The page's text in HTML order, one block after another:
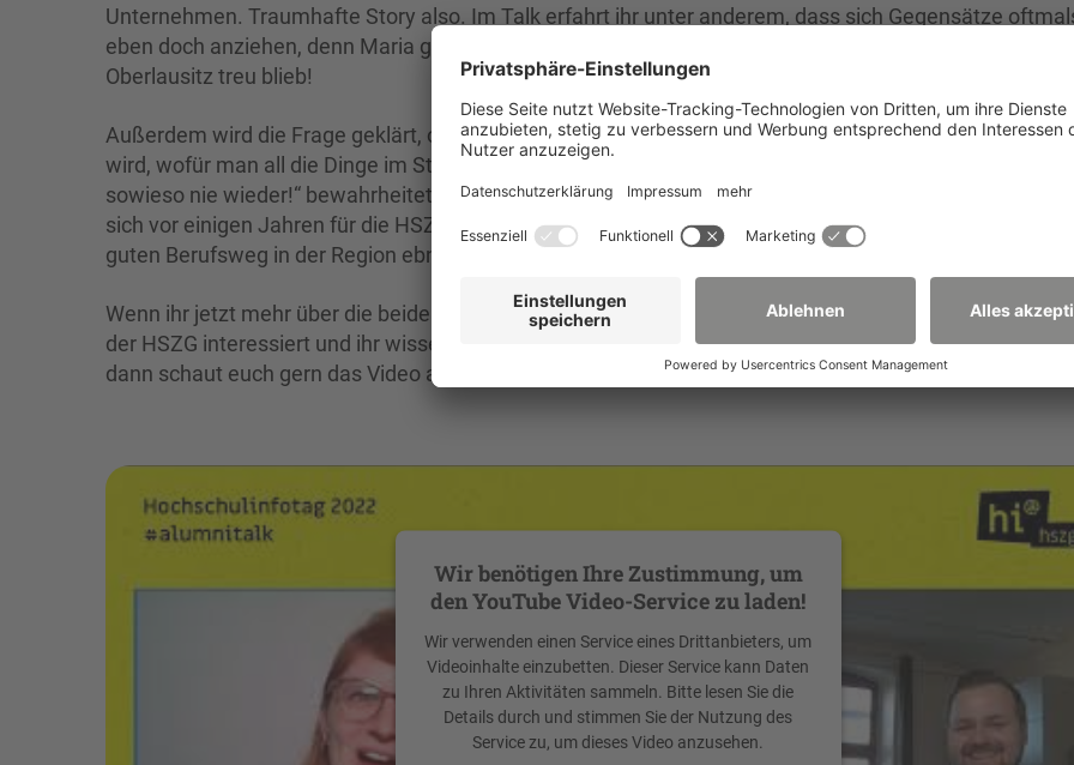
Unternehmen. Traumhafte Story also. Im Talk erfahrt ihr unter anderem, dass sich Gegensätze
eben doch anziehen, denn Maria ging nach ihrem Abitur erstmal ins Ausland, während Philipp gleich
Oberlausitz treu blieb!
Außerdem wird die Frage geklärt, ob im Berufsleben irgendwann der Moment kommt, in dem einem
wird, wofür man all die Dinge im Studium gelernt hat oder ob sich das Klischee „Das brauche ich doch
sowieso nie wieder!“ bewahrheitet. An dieser Stelle ein kleiner Spoiler: Beide sind nach wie vor froh
sich vor einigen Jahren für die HSZG entschieden zu haben und konnten sich dadurch letztendlich
guten Berufsweg in der Region ebnen.
Wenn ihr jetzt mehr über die beiden erfahren wollt, euch die Meinung von Maria und Philipp zum
der HSZG interessiert und ihr wissen möchtet, warum Philipp nun doch überlegt, seine Koffer zu
dann schaut euch gern das Video an.
Wir benötigen Ihre Zustimmung, um
den YouTube Video-Service zu laden!
Wir verwenden einen Service eines Drittanbieters, um
Videoinhalte einzubetten. Dieser Service kann Daten
zu Ihren Aktivitäten sammeln. Bitte lesen Sie die
Details durch und stimmen Sie der Nutzung des
Service zu, um dieses Video anzusehen.